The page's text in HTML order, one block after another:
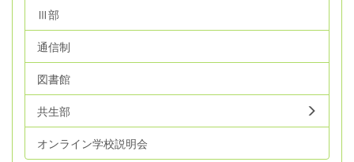
Ⅲ部
通信制
図書館
共生部
オンライン学校説明会